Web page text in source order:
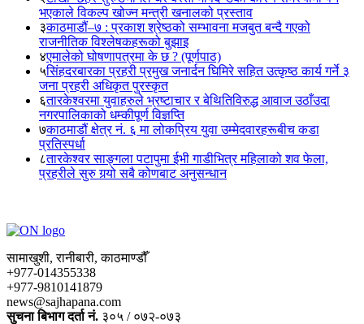
भएकाले विकल्प खोज्न मन्त्री खनालको प्रस्ताव
३काठमाडौं–७ : प्रकाश श्रेष्ठको सम्भावना मजबुत बन्दै गएको
राजनीतिक विश्लेषकहरूको बुझाइ
४एमालेको घोषणापत्रमा के छ ? (पूर्णपाठ)
५सिंहदरबारका प्रहरी प्रमुख जनार्दन घिमिरे सहित उत्कृष्ठ कार्य गर्ने ३
जना प्रहरी अधिकृत पुरस्कृत
६तारकेश्वरमा युवाहरुले भ्रष्टाचार र बेथितिविरुद्ध आवाज उठाँउदा
नगरपालिकाको धम्कीपूर्ण विज्ञप्ति
७काठमाडौं क्षेत्र नं. ६ मा लोकप्रिय युवा उम्मेदवारहरूबीच कडा
प्रतिस्पर्धा
८तारकेश्वर साङ्गला पटापुमा ईभी गाडीभित्र महिलाको शव फेला,
प्रहरीले सुरु गर्‍यो सबै कोणबाट अनुसन्धान
सामाखुशी, रानीबारी, काठमाण्डौँ
+977-014355338
+977-9810141879
news@sajhapana.com
सुचना बिभाग दर्ता नं. ३०५ / ०७२-०७३